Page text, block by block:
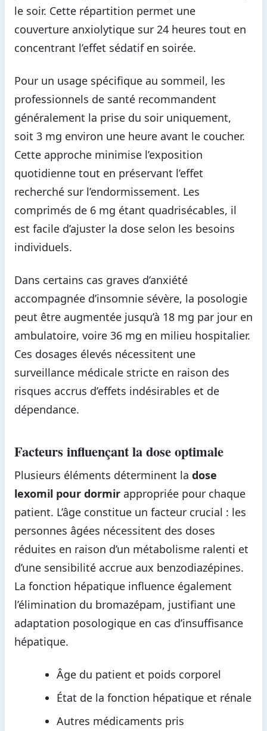
le soir. Cette répartition permet une
couverture anxiolytique sur 24 heures tout en
concentrant l’effet sédatif en soirée.
Pour un usage spécifique au sommeil, les
professionnels de santé recommandent
généralement la prise du soir uniquement,
soit 3 mg environ une heure avant le coucher.
Cette approche minimise l’exposition
quotidienne tout en préservant l’effet
recherché sur l’endormissement. Les
comprimés de 6 mg étant quadrisécables, il
est facile d’ajuster la dose selon les besoins
individuels.
Dans certains cas graves d’anxiété
accompagnée d’insomnie sévère, la posologie
peut être augmentée jusqu’à 18 mg par jour en
ambulatoire, voire 36 mg en milieu hospitalier.
Ces dosages élevés nécessitent une
surveillance médicale stricte en raison des
risques accrus d’effets indésirables et de
dépendance.
Facteurs influençant la dose optimale
Plusieurs éléments déterminent la dose
lexomil pour dormirappropriée pour chaque
patient. L’âge constitue un facteur crucial : les
personnes âgées nécessitent des doses
réduites en raison d’un métabolisme ralenti et
d’une sensibilité accrue aux benzodiazépines.
La fonction hépatique influence également
l’élimination du bromazépam, justifiant une
adaptation posologique en cas d’insuffisance
hépatique.
Âge du patient et poids corporel
État de la fonction hépatique et rénale
Autres médicaments pris